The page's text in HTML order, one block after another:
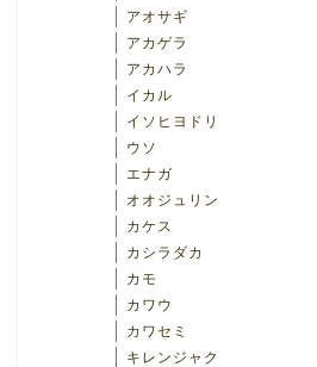
アオサギ
アカゲラ
アカハラ
イカル
イソヒヨドリ
ウソ
エナガ
オオジュリン
カケス
カシラダカ
カモ
カワウ
カワセミ
キレンジャク